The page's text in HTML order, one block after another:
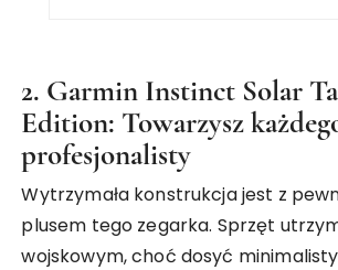
2. Garmin Instinct Solar
Edition: Towarzysz
profesjonalisty
Wytrzymała konstrukcja jest z
plusem tego zegarka. Sprzęt
wojskowym, choć dosyć